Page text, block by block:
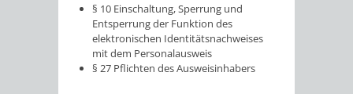
§ 10 Einschaltung, Sperrung und
Entsperrung der Funktion des
elektronischen Identitätsnachweises
mit dem Personalausweis
§ 27 Pflichten des Ausweisinhabers